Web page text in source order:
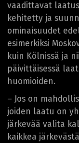
vaadittavat
kehitetty ja
ominaisuudet
esimerkiksi
kuin Kölnissä ja
päivittäisessä
huomioiden.
– Jos on
joiden laatu on
järkevää valita
kaikkea